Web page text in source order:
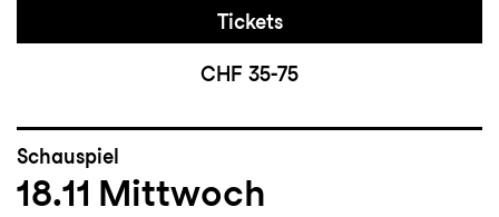
Tickets
CHF 35-75
Schauspiel
18.11 Mittwoch